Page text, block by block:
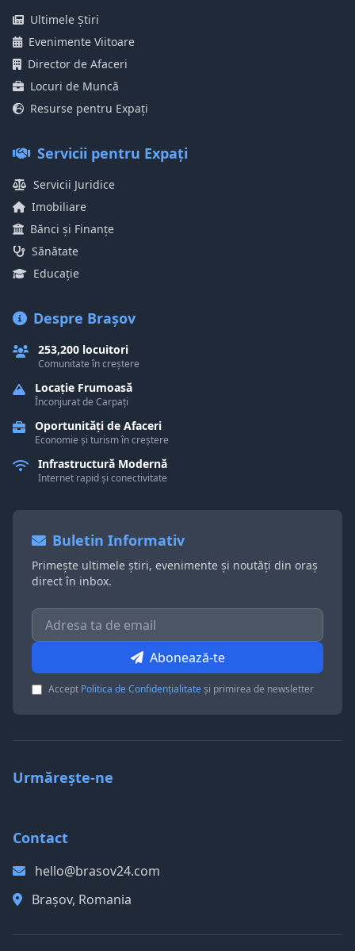
Ultimele Știri
Evenimente Viitoare
Director de Afaceri
Locuri de Muncă
Resurse pentru Expați
Servicii pentru Expați
Servicii Juridice
Imobiliare
Bănci și Finanțe
Sănătate
Educație
Despre Brașov
253,200 locuitori
Comunitate în creștere
Locație Frumoasă
Înconjurat de Carpați
Oportunități de Afaceri
Economie și turism în creștere
Infrastructură Modernă
Internet rapid și conectivitate
Buletin Informativ
Primește ultimele știri, evenimente și noutăți din oraș
direct în inbox.
Abonează-te
Accept Politica de Confidențialitateși primirea de newsletter
Urmărește-ne
Contact
hello@brasov24.com
Brașov, Romania